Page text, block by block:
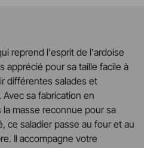
reprend l'esprit de l'ardoise
apprécié pour sa taille facile à
différentes salades et
sa fabrication en
masse reconnue pour sa
ce saladier passe au four et au
Il accompagne votre